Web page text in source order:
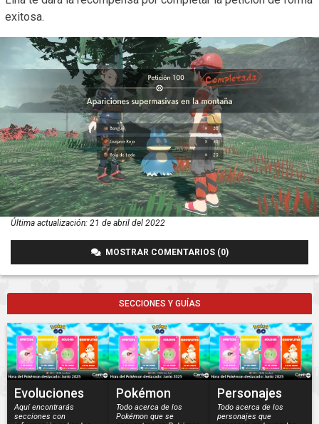
exitosa.
Última actualización: 21 de abril del 2022
MOSTRAR COMENTARIOS (0)
SECCIONES Y GUÍAS
Evoluciones
Aquí encontrarás
secciones con
Pokémon
Todo acerca de los
Pokémon que se
Personajes
Todo acerca de los
personajes que